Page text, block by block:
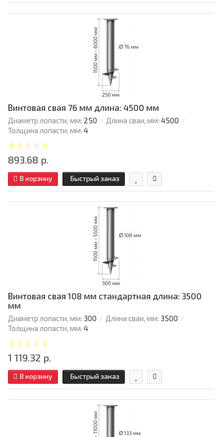
Винтовая свая 76 мм длина: 4500 мм
Диаметр лопасти, мм: 250 Длина сваи, мм: 4500
Толщина лопасти, мм: 4
893.68 р.
В корзину Быстрый заказ
Винтовая свая 108 мм стандартная длина: 3500
мм
Диаметр лопасти, мм: 300 Длина сваи, мм: 3500
Толщина лопасти, мм: 4
1 119.32 р.
В корзину Быстрый заказ